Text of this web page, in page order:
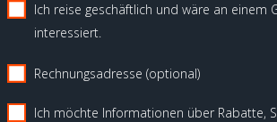
Ich reise geschäftlich und wäre an einem
interessiert.
Rechnungsadresse (optional)
Ich möchte Informationen über Rabatte,